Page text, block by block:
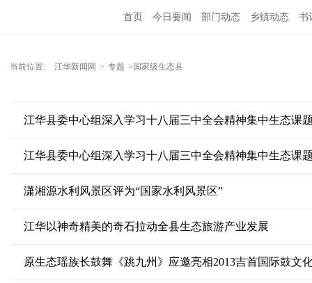
首页 今日要闻 部门动态 乡镇动态 书
当前位置: 江华新闻网 > 专题 >国家级生态县
江华县委中心组深入学习十八届三中全会精神集中生态课
江华县委中心组深入学习十八届三中全会精神集中生态课
潇湘源水利风景区评为“国家水利风景区”
江华以神奇精美的奇石拉动全县生态旅游产业发展
原生态瑶族长鼓舞《跳九州》应邀亮相2013吉首国际鼓文